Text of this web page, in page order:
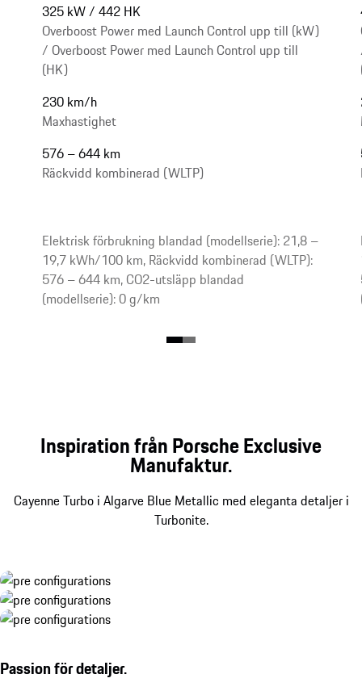
325 kW / 442 HK
Overboost Power med Launch Control upp till (kW)
/ Overboost Power med Launch Control upp till
(HK)
230 km/h
Maxhastighet
576 – 644 km
Räckvidd kombinerad (WLTP)
Elektrisk förbrukning blandad (modellserie): 21,8 –
19,7 kWh/100 km, Räckvidd kombinerad (WLTP):
576 – 644 km, CO2-utsläpp blandad
(modellserie): 0 g/km
Inspiration från Porsche Exclusive
Manufaktur.
Cayenne Turbo i Algarve Blue Metallic med eleganta detaljer i
Turbonite.
Passion för detaljer.